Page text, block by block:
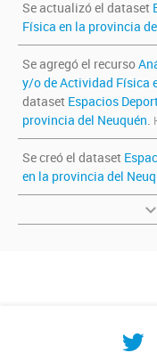
Se actualizó el dataset
Física en la provincia
Se agregó el recurso
y/o de Actividad Física
dataset Espacios
provincia del Neuquén.
Se creó el dataset
en la provincia del